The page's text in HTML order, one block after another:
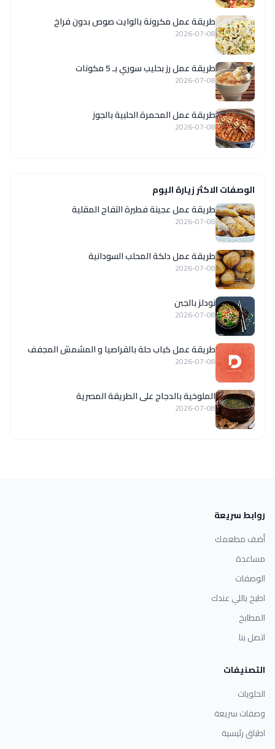
طريقة عمل مكرونة بالوايت صوص بدون فراخ
2026-07-08
طريقة عمل رز بحليب سوري بـ 5 مكونات
2026-07-08
طريقة عمل المحمرة الحلبية بالجوز
2026-07-08
الوصفات الاكثر زيارة اليوم
طريقة عمل عجينة فطيرة التفاح المقلية
2026-07-08
طريقة عمل دلكة المحلب السودانية
2026-07-08
نودلز بالجبن
2026-07-08
طريقة عمل كباب حلة بالقراصيا و المشمش المجفف
2026-07-08
الملوخية بالدجاج على الطريقة المصرية
2026-07-08
روابط سريعة
أضف مطعمك
مساعدة
الوصفات
اطبخ باللي عندك
المطابخ
اتصل بنا
التصنيفات
الحلويات
وصفات سريعة
اطباق رئيسية